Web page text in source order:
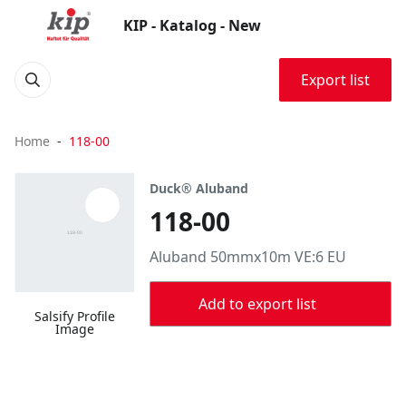
KIP - Katalog - New
Export list
Home 118-00
Salsify Profile
Image
Duck® Aluband
118-00
Aluband 50mmx10m VE:6 EU
Add to export list